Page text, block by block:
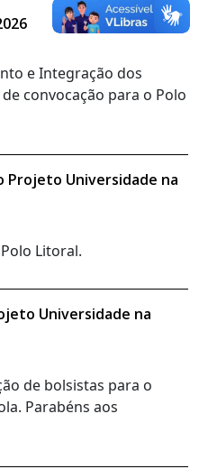
e Integração dos
convocação para o Polo
Projeto Universidade na
Litoral.
Universidade na
de bolsistas para o
Parabéns aos